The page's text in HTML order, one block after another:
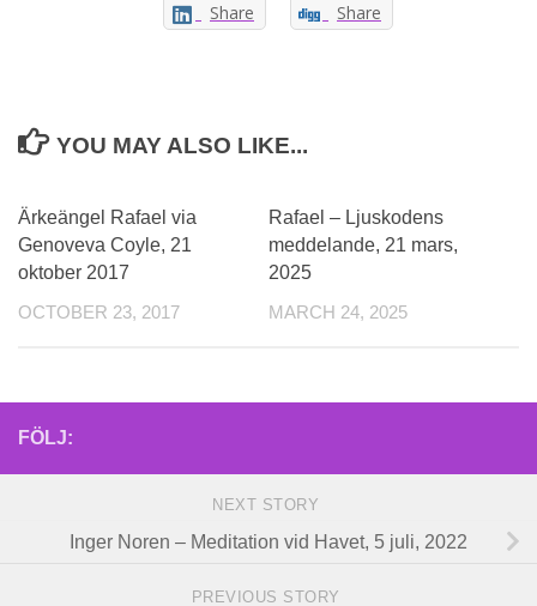
Share Share
YOU MAY ALSO LIKE...
Ärkeängel Rafael via
Genoveva Coyle, 21
oktober 2017
OCTOBER 23, 2017
Rafael – Ljuskodens
meddelande, 21 mars,
2025
MARCH 24, 2025
FÖLJ:
NEXT STORY
Inger Noren – Meditation vid Havet, 5 juli, 2022
PREVIOUS STORY